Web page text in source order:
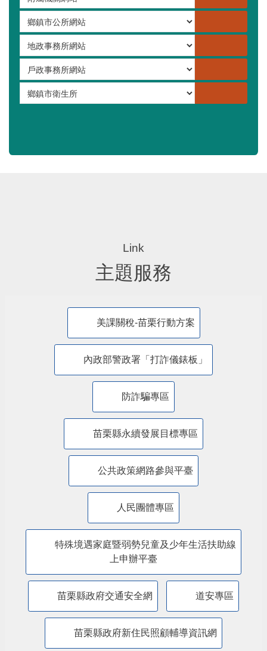
美課關稅-苗栗行動方案
內政部警政署「打詐儀錶板」
防詐騙專區
苗栗縣永續發展目標專區
公共政策網路參與平臺
人民團體專區
上申辦平臺
苗栗縣政府交通安全網 道安專區